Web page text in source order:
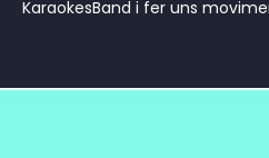
KaraokesBand i fer uns